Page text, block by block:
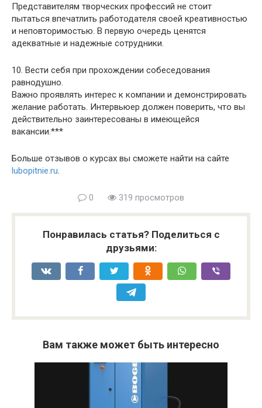
Представителям творческих профессий не стоит
пытаться впечатлить работодателя своей креативностью
и неповторимостью. В первую очередь ценятся
адекватные и надежные сотрудники.
10. Вести себя при прохождении собеседования
равнодушно.
Важно проявлять интерес к компании и демонстрировать
желание работать. Интервьюер должен поверить, что вы
действительно заинтересованы в имеющейся
вакансии.***
Больше отзывов о курсах вы сможете найти на сайте
lubopitnie.ru.
0 319 просмотров
Понравилась статья? Поделиться с
друзьями:
Вам также может быть интересно